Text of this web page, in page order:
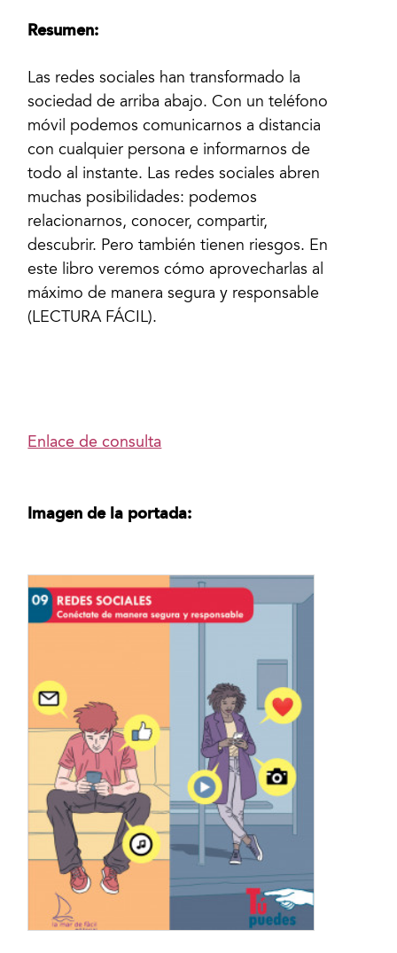
Resumen:
Las redes sociales han transformado la
sociedad de arriba abajo. Con un teléfono
móvil podemos comunicarnos a distancia
con cualquier persona e informarnos de
todo al instante. Las redes sociales abren
muchas posibilidades: podemos
relacionarnos, conocer, compartir,
descubrir. Pero también tienen riesgos. En
este libro veremos cómo aprovecharlas al
máximo de manera segura y responsable
(LECTURA FÁCIL).
Enlace de consulta
Imagen de la portada: